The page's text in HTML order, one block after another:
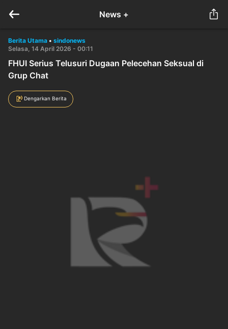
News +
Berita Utama • sindonews
Selasa, 14 April 2026 - 00:11
FHUI Serius Telusuri Dugaan Pelecehan Seksual di
Grup Chat
Dengarkan Berita